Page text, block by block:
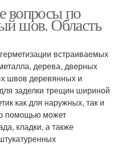
вопросы по
шов. Область
встраиваемых
дерева, дверных
швов деревянных и
заделки трещин шириной
как для наружных, так и
помощью может
кладки, а также